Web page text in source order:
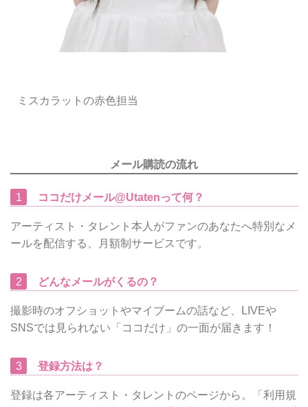
ミスカラットの赤色担当
メール購読の流れ
1 ココだけメール@Utatenって何？
アーティスト・タレント本人がファンのあなたへ特別なメ
ールを配信する、月額制サービスです。
2 どんなメールがくるの？
撮影時のオフショットやマイブームの話など、LIVEや
SNSでは見られない「ココだけ」の一面が届きます！
3 登録方法は？
登録は各アーティスト・タレントのページから。「利用規